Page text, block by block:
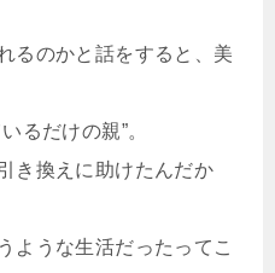
るのかと話をすると、美
るだけの親”。
き換えに助けたんだか
ような生活だったってこ